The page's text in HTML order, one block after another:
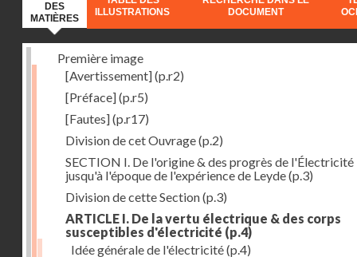
DES
MATIÈRES
ILLUSTRATIONS
DOCUMENT
Première image
[Avertissement](p.r2)
[Préface](p.r5)
[Fautes](p.r17)
Division de cet Ouvrage(p.2)
SECTION I. De l'origine & des progrès de l'Électricité
jusqu'à l'époque de l'expérience de Leyde(p.3)
Division de cette Section(p.3)
ARTICLE I. De la vertu électrique & des corps
susceptibles d'électricité (p.4)
Idée générale de l'électricité(p.4)